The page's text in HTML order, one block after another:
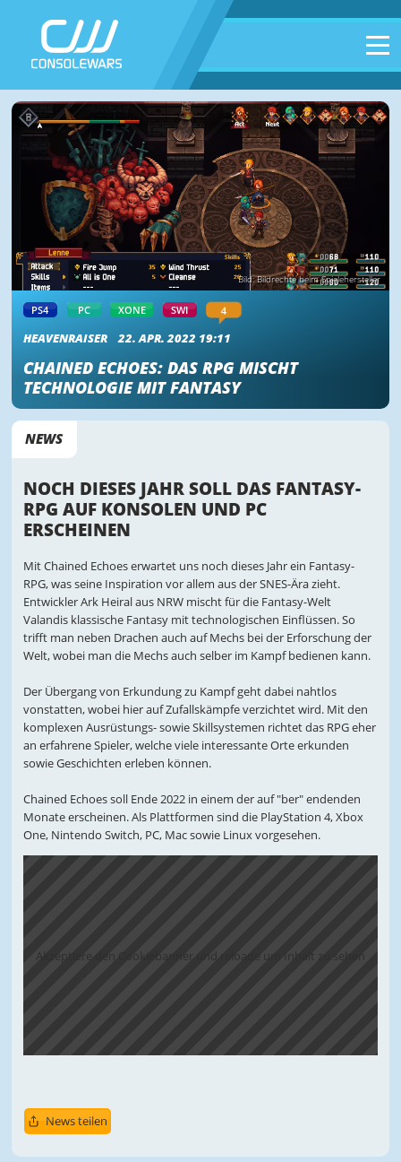
Bild: Bildrechte beim Spielehersteller
PS4 PC XONE SWI 4
HEAVENRAISER 22. APR. 2022 19:11
CHAINED ECHOES: DAS RPG MISCHT
TECHNOLOGIE MIT FANTASY
NEWS
NOCH DIESES JAHR SOLL DAS FANTASY-
RPG AUF KONSOLEN UND PC
ERSCHEINEN
Mit Chained Echoes erwartet uns noch dieses Jahr ein Fantasy-
RPG, was seine Inspiration vor allem aus der SNES-Ära zieht.
Entwickler Ark Heiral aus NRW mischt für die Fantasy-Welt
Valandis klassische Fantasy mit technologischen Einflüssen. So
trifft man neben Drachen auch auf Mechs bei der Erforschung der
Welt, wobei man die Mechs auch selber im Kampf bedienen kann.
Der Übergang von Erkundung zu Kampf geht dabei nahtlos
vonstatten, wobei hier auf Zufallskämpfe verzichtet wird. Mit den
komplexen Ausrüstungs- sowie Skillsystemen richtet das RPG eher
an erfahrene Spieler, welche viele interessante Orte erkunden
sowie Geschichten erleben können.
Chained Echoes soll Ende 2022 in einem der auf "ber" endenden
Monate erscheinen. Als Plattformen sind die PlayStation 4, Xbox
One, Nintendo Switch, PC, Mac sowie Linux vorgesehen.
Akzeptiere den Cookiebanner und reloade um Inhalt zu sehen
News teilen